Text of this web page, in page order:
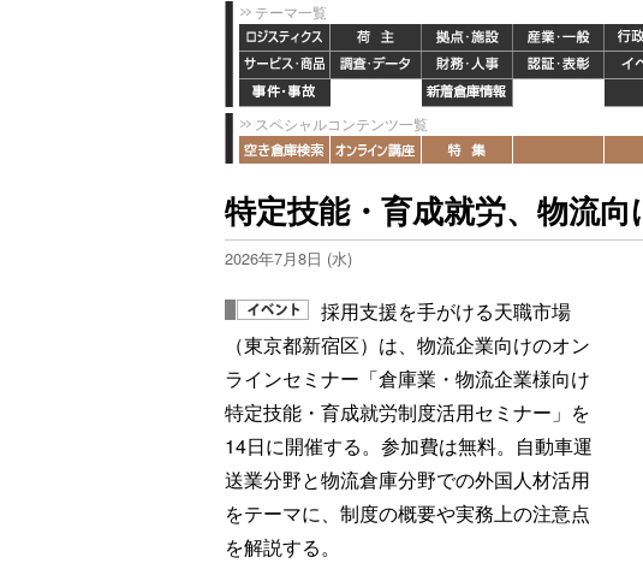
テーマ一覧
スペシャルコンテンツ一覧
特定技能・育成就労、物流
2026年7月8日 (水)
採用支援を手がける天職市場
（東京都新宿区）は、物流企業向けのオン
ラインセミナー「倉庫業・物流企業様向け
特定技能・育成就労制度活用セミナー」を
14日に開催する。参加費は無料。自動車運
送業分野と物流倉庫分野での外国人材活用
をテーマに、制度の概要や実務上の注意点
を解説する。